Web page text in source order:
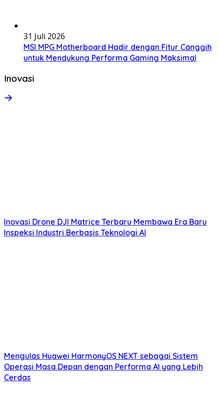
31 Juli 2026
MSI MPG Motherboard Hadir dengan Fitur Canggih
untuk Mendukung Performa Gaming Maksimal
Inovasi
Inovasi Drone DJI Matrice Terbaru Membawa Era Baru
Inspeksi Industri Berbasis Teknologi AI
Mengulas Huawei HarmonyOS NEXT sebagai Sistem
Operasi Masa Depan dengan Performa AI yang Lebih
Cerdas